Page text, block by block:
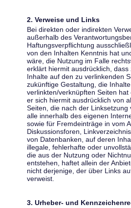
2. Verweise und Links
Bei direkten oder indirekten
außerhalb des
Haftungsverpflichtung
von den Inhalten Kenntnis hat
wäre, die Nutzung im Falle
erklärt hiermit ausdrücklich,
Inhalte auf den zu verlinkenden
zukünftige Gestaltung, die
verlinkten/verknüpften Seiten
er sich hiermit ausdrücklich von
Seiten, die nach der
alle innerhalb des eigenen
sowie für Fremdeinträge in vom
Diskussionsforen,
von Datenbanken, auf deren
illegale, fehlerhafte oder
die aus der Nutzung oder
entstehen, haftet allein der
nicht derjenige, der über Links
verweist.
3. Urheber- und